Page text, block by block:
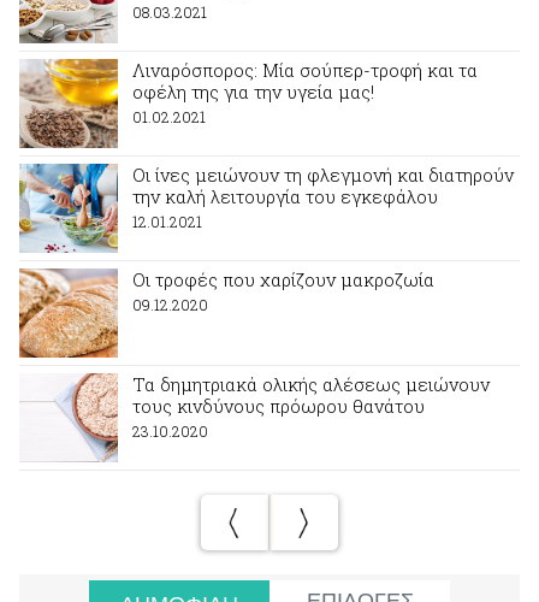
08.03.2021
Λιναρόσπορος: Mία σούπερ-τροφή και τα
οφέλη της για την υγεία μας!
01.02.2021
Οι ίνες μειώνουν τη φλεγμονή και διατηρούν
την καλή λειτουργία του εγκεφάλου
12.01.2021
Οι τροφές που χαρίζουν μακροζωία
09.12.2020
Τα δημητριακά ολικής αλέσεως μειώνουν
τους κινδύνους πρόωρου θανάτου
23.10.2020